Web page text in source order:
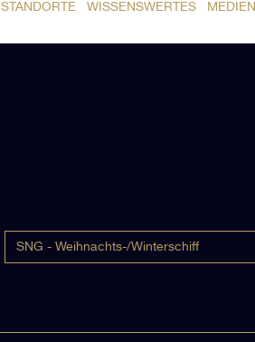
STANDORTE WISSENSWERTES MEDIEN
SNG - Weihnachts-/Winterschiff